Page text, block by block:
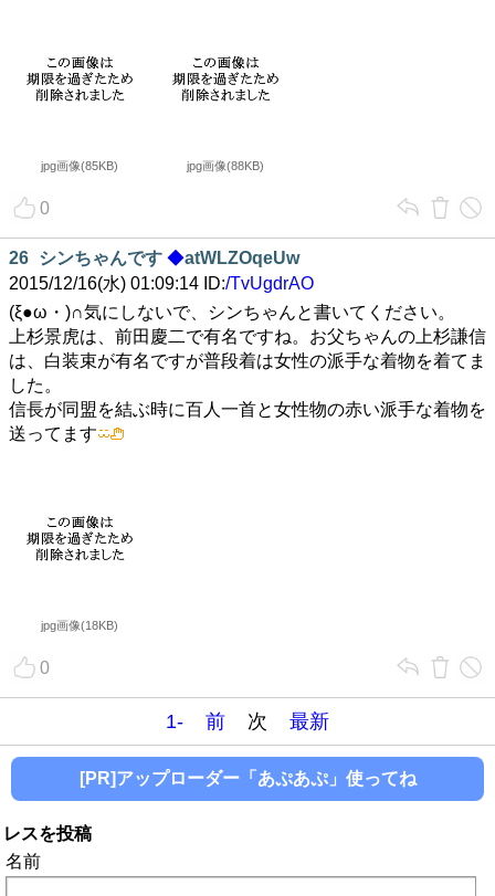
jpg画像(85KB) jpg画像(88KB)
0
26 シンちゃんです ◆atWLZOqeUw
2015/12/16(水) 01:09:14 ID:/TvUgdrAO
(ξ●ω・)∩気にしないで、シンちゃんと書いてください。
上杉景虎は、前田慶二で有名ですね。お父ちゃんの上杉謙信
は、白装束が有名ですが普段着は女性の派手な着物を着てま
した。
信長が同盟を結ぶ時に百人一首と女性物の赤い派手な着物を
送ってます
jpg画像(18KB)
0
1- 前 次 最新
[PR]アップローダー「あぷあぷ」使ってね
レスを投稿
名前